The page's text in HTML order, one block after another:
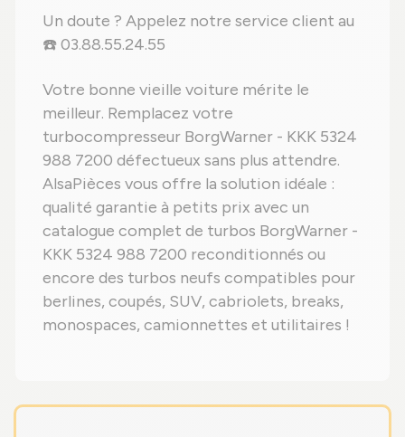
Un doute ? Appelez notre service client au
☎️ 03.88.55.24.55
Votre bonne vieille voiture mérite le
meilleur. Remplacez votre
turbocompresseur BorgWarner - KKK 5324
988 7200 défectueux sans plus attendre.
AlsaPièces vous offre la solution idéale :
qualité garantie à petits prix avec un
catalogue complet de turbos BorgWarner -
KKK 5324 988 7200 reconditionnés ou
encore des turbos neufs compatibles pour
berlines, coupés, SUV, cabriolets, breaks,
monospaces, camionnettes et utilitaires !